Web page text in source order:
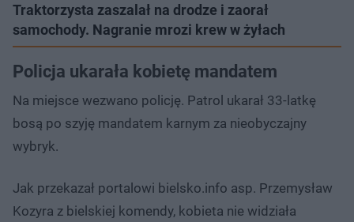
Traktorzysta zaszalał na drodze i zaorał
samochody. Nagranie mrozi krew w żyłach
Policja ukarała kobietę mandatem
Na miejsce wezwano policję. Patrol ukarał 33-latkę
bosą po szyję mandatem karnym za nieobyczajny
wybryk.
Jak przekazał portalowi bielsko.info asp. Przemysław
Kozyra z bielskiej komendy, kobieta nie widziała